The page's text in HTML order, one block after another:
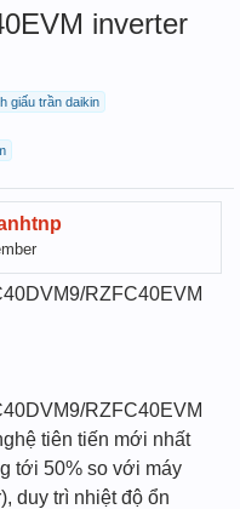
inverter
giấu trần daikin
RZFC40EVM
RZFC40EVM
tiên tiến mới nhất
tới 50% so với máy
duy trì nhiệt độ ổn